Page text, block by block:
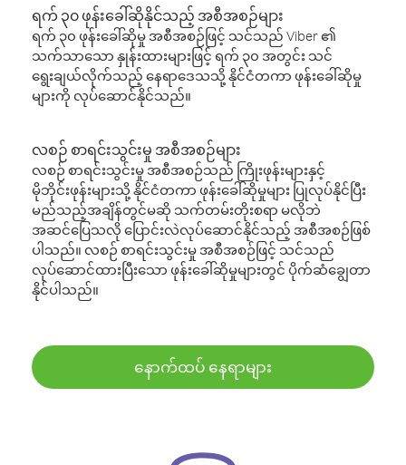
ရက် ၃၀ ဖုန်းခေါ်ဆိုနိုင်သည့် အစီအစဉ်များ
ရက် ၃၀ ဖုန်းခေါ်ဆိုမှု အစီအစဉ်ဖြင့် သင်သည် Viber ၏
သက်သာသော နှုန်းထားများဖြင့် ရက် ၃၀ အတွင်း သင်
ရွေးချယ်လိုက်သည့် နေရာဒေသသို့ နိုင်ငံတကာ ဖုန်းခေါ်ဆိုမှု
များကို လုပ်ဆောင်နိုင်သည်။
လစဉ် စာရင်းသွင်းမှု အစီအစဉ်များ
လစဉ် စာရင်းသွင်းမှု အစီအစဉ်သည် ကြိုးဖုန်းများနှင့်
မိုဘိုင်းဖုန်းများသို့ နိုင်ငံတကာ ဖုန်းခေါ်ဆိုမှုများ ပြုလုပ်နိုင်ပြီး
မည်သည့်အချိန်တွင်မဆို သက်တမ်းတိုးစရာ မလိုဘဲ
အဆင်ပြေသလို ပြောင်းလဲလုပ်ဆောင်နိုင်သည့် အစီအစဉ်ဖြစ်
ပါသည်။ လစဉ် စာရင်းသွင်းမှု အစီအစဉ်ဖြင့် သင်သည်
လုပ်ဆောင်ထားပြီးသော ဖုန်းခေါ်ဆိုမှုများတွင် ပိုက်ဆံချွေတာ
နိုင်ပါသည်။
နောက်ထပ် နေရာများ